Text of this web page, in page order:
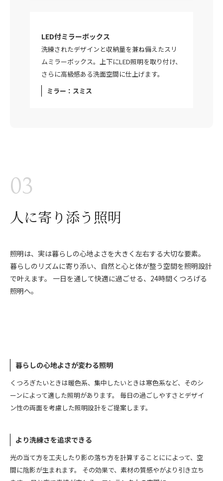
LED付ミラーボックス
洗練されたデザインと収納量を兼ね備えたスリ
ムミラーボックス。上下にLED照明を取り付け、
さらに高級感ある洗面空間に仕上げます。
ミラー：スミス
03
人に寄り添う照明
照明は、実は暮らしの心地よさを大きく左右する大切な要素。
暮らしのリズムに寄り添い、自然と心と体が整う空間を照明設計
で叶えます。 一日を通して快適に過ごせる、24時間くつろげる
照明へ。
暮らしの心地よさが変わる照明
くつろぎたいときは暖色系、集中したいときは寒色系など、そのシ
ーンによって適した照明があります。 毎日の過ごしやすさとデザイ
ン性の両面を考慮した照明設計をご提案します。
より洗練さを追求できる
光の当て方を工夫したり影の落ち方を計算することにによって、空
間に陰影が生まれます。 その効果で、素材の質感やがより引き立ち